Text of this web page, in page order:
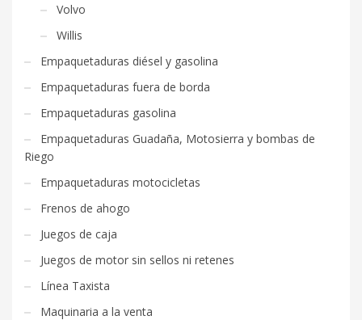
Volvo
Willis
Empaquetaduras diésel y gasolina
Empaquetaduras fuera de borda
Empaquetaduras gasolina
Empaquetaduras Guadaña, Motosierra y bombas de
Riego
Empaquetaduras motocicletas
Frenos de ahogo
Juegos de caja
Juegos de motor sin sellos ni retenes
Línea Taxista
Maquinaria a la venta